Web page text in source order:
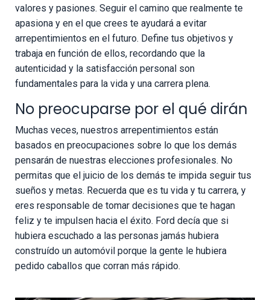
valores y pasiones. Seguir el camino que realmente te
apasiona y en el que crees te ayudará a evitar
arrepentimientos en el futuro. Define tus objetivos y
trabaja en función de ellos, recordando que la
autenticidad y la satisfacción personal son
fundamentales para la vida y una carrera plena.
No preocuparse por el qué dirán
Muchas veces, nuestros arrepentimientos están
basados en preocupaciones sobre lo que los demás
pensarán de nuestras elecciones profesionales. No
permitas que el juicio de los demás te impida seguir tus
sueños y metas. Recuerda que es tu vida y tu carrera, y
eres responsable de tomar decisiones que te hagan
feliz y te impulsen hacia el éxito. Ford decía que si
hubiera escuchado a las personas jamás hubiera
construído un automóvil porque la gente le hubiera
pedido caballos que corran más rápido.